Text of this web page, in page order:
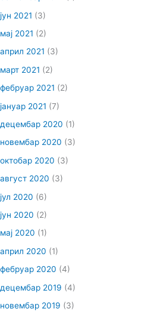
јун 2021 (3)
мај 2021 (2)
април 2021 (3)
март 2021 (2)
фебруар 2021 (2)
јануар 2021 (7)
децембар 2020 (1)
новембар 2020 (3)
октобар 2020 (3)
август 2020 (3)
јул 2020 (6)
јун 2020 (2)
мај 2020 (1)
април 2020 (1)
фебруар 2020 (4)
децембар 2019 (4)
новембар 2019 (3)